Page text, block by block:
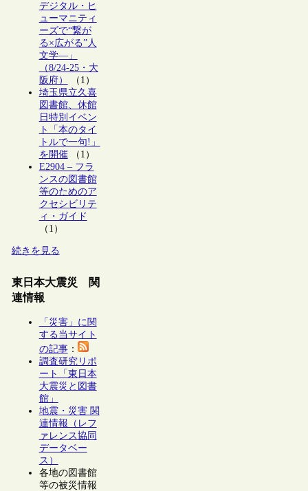
デジタル・ヒ
ューマニティ
ーズで“繋が
る×広がる”人
文学―」
（8/24-25・大
阪府）
（1）
埼玉県立久喜
図書館、休館
日特別イベン
ト「本のタイ
トルで一句!」
を開催（1）
E2904 – フラ
ンスの図書館
等のためのア
クセシビリテ
ィ・ガイド
（1）
続きを見る
東日本大震災 関
連情報
「災害」に関
する当サイト
の記事：
調査研究リポ
ート「東日本
大震災と図書
館」
地震・災害 関
連情報（レフ
ァレンス協同
データベー
ス）
各地の図書館
等の被災情報